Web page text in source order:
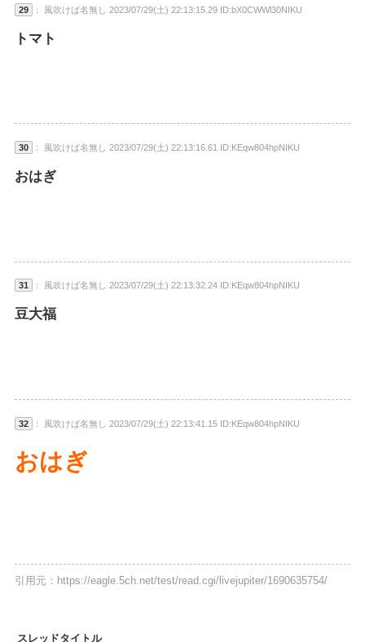
29 ： 風吹けば名無し 2023/07/29(土) 22:13:15.29 ID:bX0CWWl30NIKU
トマト
30 ： 風吹けば名無し 2023/07/29(土) 22:13:16.61 ID:KEqw804hpNIKU
おはぎ
31 ： 風吹けば名無し 2023/07/29(土) 22:13:32.24 ID:KEqw804hpNIKU
豆大福
32 ： 風吹けば名無し 2023/07/29(土) 22:13:41.15 ID:KEqw804hpNIKU
おはぎ
引用元：https://eagle.5ch.net/test/read.cgi/livejupiter/1690635754/
スレッドタイトル